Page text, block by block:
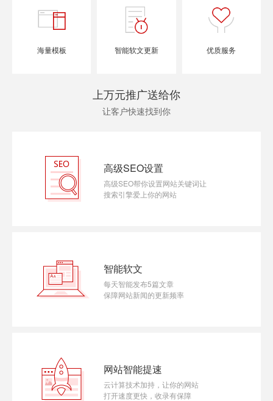
海量模板 智能软文更新 优质服务
上万元推广送给你
让客户快速找到你
高级SEO设置
高级SEO帮你设置网站关键词让
搜索引擎爱上你的网站
智能软文
每天智能发布5篇文章
保障网站新闻的更新频率
网站智能提速
云计算技术加持，让你的网站
打开速度更快，收录有保障